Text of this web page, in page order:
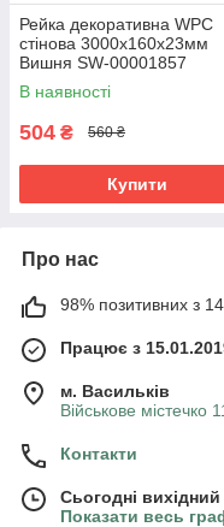
Рейка декоративна WPC
стінова 3000х160х23мм
Вишня SW-00001857
В наявності
504 ₴ 560 ₴
Купити
Про нас
98% позитивних з
Працює з
м. Васильків
Військове містечко
Контакти
Сьогодні вихідний
Показати весь